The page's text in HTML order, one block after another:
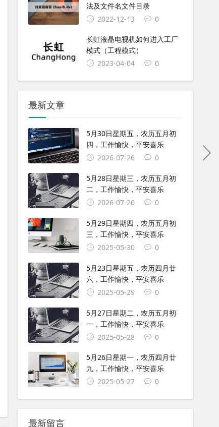
法及文件名文件目录
2022-12-13
0
长虹液晶电视机如何进入工厂
模式（工程模式）
2023-04-04
0
最新文章
5月30日星期五，农历五月初
四，工作愉快，平安喜乐
2026-07-26
0
5月28日星期三，农历五月初
二，工作愉快，平安喜乐
2026-07-26
0
5月29日星期四，农历五月初
三，工作愉快，平安喜乐
2025-05-30
0
5月23日星期五，农历四月廿
六，工作愉快，平安喜乐
2025-05-29
0
5月27日星期二，农历五月初
一，工作愉快，平安喜乐
2025-05-28
0
5月26日星期一，农历四月廿
九，工作愉快，平安喜乐
2025-05-27
0
最新留言